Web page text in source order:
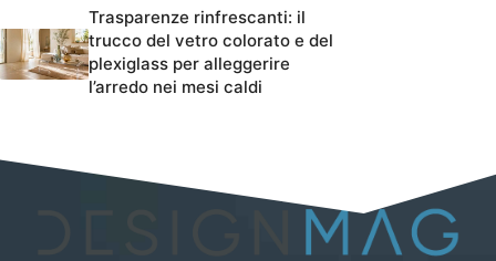
Trasparenze rinfrescanti: il
trucco del vetro colorato e del
plexiglass per alleggerire
l’arredo nei mesi caldi